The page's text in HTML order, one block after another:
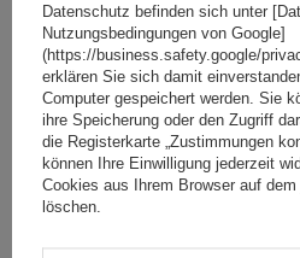
Nutzlast der Haltebügel:
45
kompatibel mit Elektrofahrrädern
Datenschutz befinden sich unter
Nutzungsbedingungen von Google]
(https://business.safety.google/
erklären Sie sich damit
Computer gespeichert werden. Sie
ihre Speicherung oder den Zugriff
die Registerkarte „Zustimmungen
können Ihre Einwilligung jederzeit
Cookies aus Ihrem Browser auf
löschen.